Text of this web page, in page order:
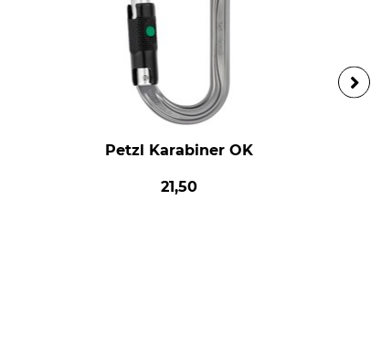
Petzl Karabiner OK
21,50